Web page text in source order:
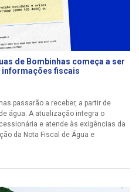
de Bombinhas começa a ser
fiscais
passarão a receber, a partir de
água. A atualização integra o
e atende às exigências da
da Nota Fiscal de Água e